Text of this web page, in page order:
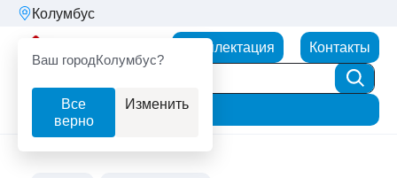
Колумбус
Ваш городКолумбус?
Все
верно
Изменить
Комплектация Контакты
Фильтр